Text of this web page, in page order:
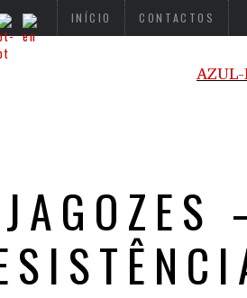
INÍCIO CONTACTOS